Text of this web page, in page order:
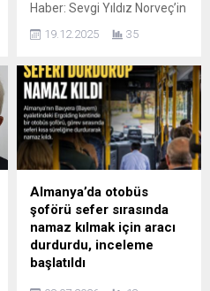
Haber: Sevgi Yıldız Norveç’in
yosunu yetiştiriciliği,
ekonomi” kapsamında
dikkat çeken yenilikçi bir
model olarak öne çıkıyor.
Okyanus çiftliklerinde
sadece güneş ışığı, deniz
suyu ve doğal besinlerle
yetiştirilen yosunlar;
gübreye veya tatlı suya
ihtiyaç duymadan büyüyor.
Bu yönüyle model, hem
düşük çevresel etki hem de
yüksek...
19.12.2025 35
Almanya’da otobüs
şoförü sefer sırasında
namaz kılmak için aracı
durdurdu, inceleme
başlatıldı